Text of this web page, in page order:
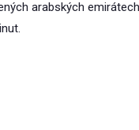
arabských